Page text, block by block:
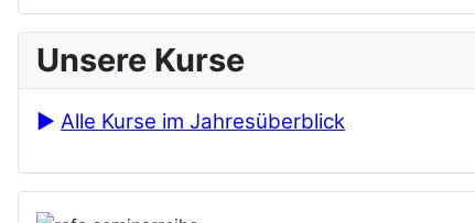
Unsere Kurse
► Alle Kurse im Jahresüberblick